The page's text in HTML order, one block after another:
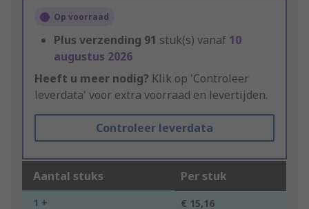
Op voorraad
Plus verzending 91 stuk(s) vanaf 10
augustus 2026
Heeft u meer nodig? Klik op 'Controleer
leverdata' voor extra voorraad en levertijden.
Controleer leverdata
Aantal stuks Per stuk
1 + € 15,16